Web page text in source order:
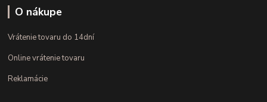
O nákupe
Vrátenie tovaru do 14dní
Online vrátenie tovaru
Reklamácie